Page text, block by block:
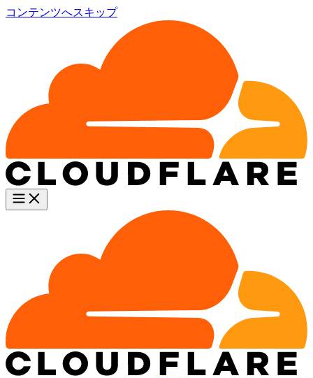
コンテンツへスキップ